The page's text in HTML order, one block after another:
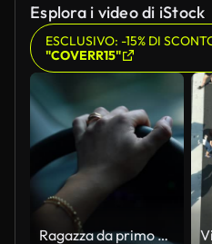
Esplora i video di iStock
ESCLUSIVO: -15% DI
"COVERR15"
Ragazza da primo piano che tiene il volante che guida su strada con una mano